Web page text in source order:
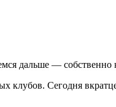
дальше —
клубов. Сегодня